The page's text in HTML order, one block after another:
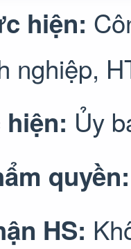
hiện:
nghiệp,
Ủy
HS: